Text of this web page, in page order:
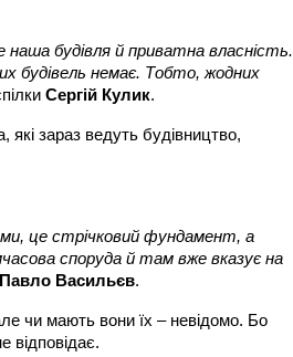
будівля й приватна власність.
будівель немає. Тобто, жодних
Сергій Кулик.
зараз ведуть будівництво,
це стрічковий фундамент, а
споруда й там вже вказує на
Павло Васильєв.
чи мають вони їх – невідомо. Бо
відповідає.